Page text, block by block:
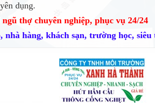
dụng.
thợ chuyên nghiệp, phục vụ 24/24
nhà hàng, khách sạn, trường học,